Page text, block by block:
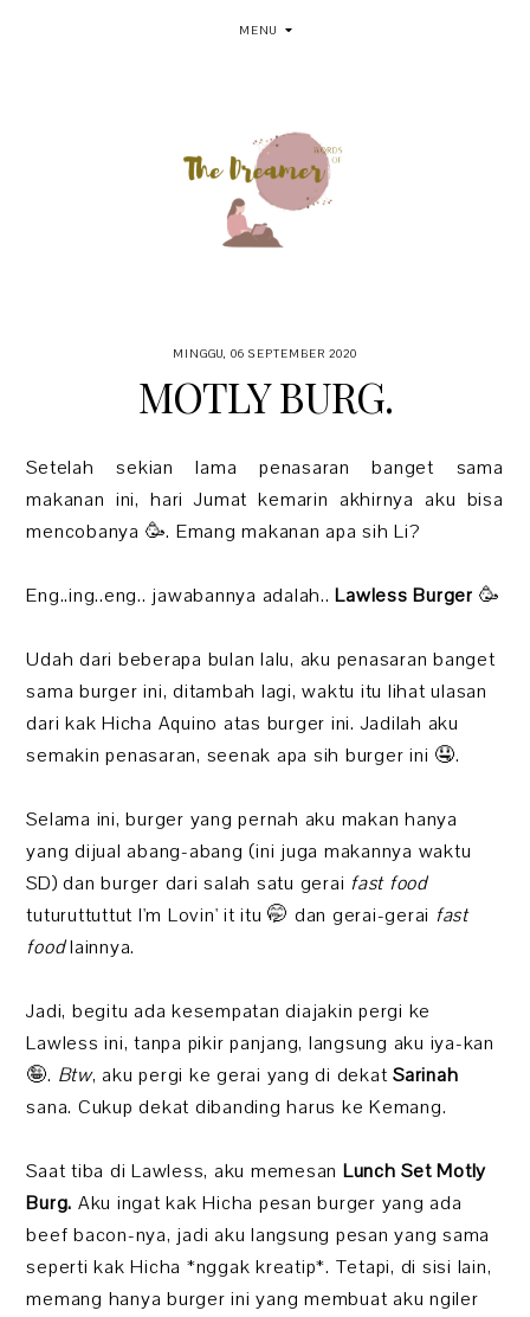
MENU
MINGGU, 06 SEPTEMBER 2020
MOTLY BURG.
Setelah sekian lama penasaran banget sama
makanan ini, hari Jumat kemarin akhirnya aku bisa
mencobanya 🥳. Emang makanan apa sih Li?
Eng..ing..eng.. jawabannya adalah..Lawless Burger 🥳
Udah dari beberapa bulan lalu, aku penasaran banget
sama burger ini, ditambah lagi, waktu itu lihat ulasan
dari kak Hicha Aquino atas burger ini. Jadilah aku
semakin penasaran, seenak apa sih burger ini 🤤.
Selama ini, burger yang pernah aku makan hanya
yang dijual abang-abang (ini juga makannya waktu
SD) dan burger dari salah satu gerai fast food
tuturuttuttut I'm Lovin' it itu 🤭 dan gerai-gerai fast
foodlainnya.
Jadi, begitu ada kesempatan diajakin pergi ke
Lawless ini, tanpa pikir panjang, langsung aku iya-kan
🤪. Btw, aku pergi ke gerai yang di dekatSarinah
sana. Cukup dekat dibanding harus ke Kemang.
Saat tiba di Lawless, aku memesan Lunch Set Motly
Burg. Aku ingat kak Hicha pesan burger yang ada
beef bacon-nya, jadi aku langsung pesan yang sama
seperti kak Hicha *nggak kreatip*. Tetapi, di sisi lain,
memang hanya burger ini yang membuat aku ngiler